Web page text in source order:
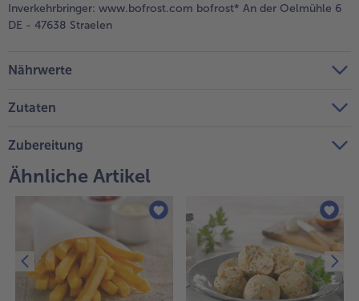
Inverkehrbringer: www.bofrost.com bofrost* An der Oelmühle 6
DE - 47638 Straelen
Nährwerte
Zutaten
Zubereitung
Ähnliche Artikel